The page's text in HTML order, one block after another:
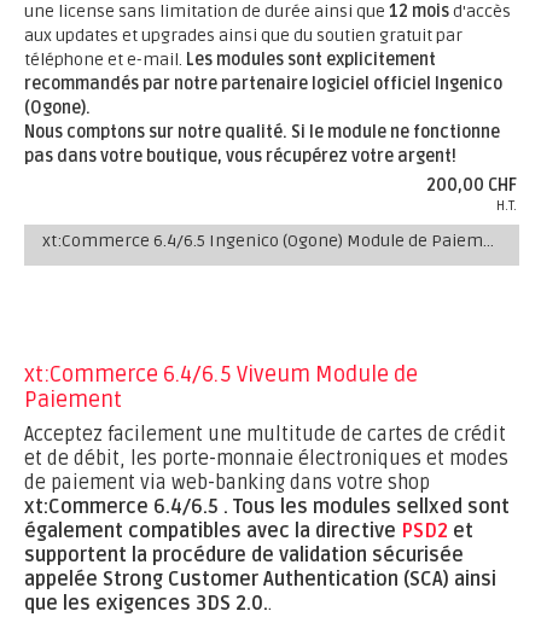
une license sans limitation de durée ainsi que 12 moisd'accès
aux updates et upgrades ainsi que du soutien gratuit par
téléphone et e-mail. Les modules sont explicitement
recommandés par notre partenaire logiciel officiel Ingenico
(Ogone).
Nous comptons sur notre qualité. Si le module ne fonctionne
pas dans votre boutique, vous récupérez votre argent!
200,00 CHF
H.T.
xt:Commerce 6.4/6.5 Ingenico (Ogone) Module de Paiement
xt:Commerce 6.4/6.5 Viveum Module de
Paiement
Acceptez facilement une multitude de cartes de crédit
et de débit, les porte-monnaie électroniques et modes
de paiement via web-banking dans votre shop
xt:Commerce 6.4/6.5 . Tous les modules sellxed sont
également compatibles avec la directive PSD2 et
supportent la procédure de validation sécurisée
appelée Strong Customer Authentication (SCA) ainsi
que les exigences 3DS 2.0..